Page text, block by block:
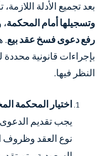
بعد تجميع الأدلة
وتسجيلها أمام المحكمة
رفع دعوى فسخ عقد بيع.
بإجراءات قانونية
النظر فيها.
اختيار المحكمة
يجب تقديم
نوع العقد وظروف